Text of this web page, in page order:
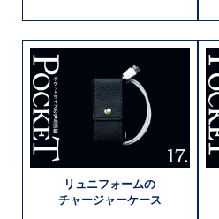
リュニフォームの
チャージャーケース